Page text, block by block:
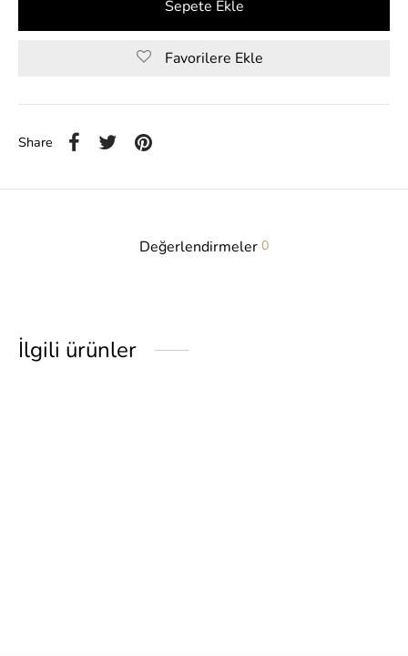
Sepete Ekle
Favorilere Ekle
Share
Değerlendirmeler 0
İlgili ürünler